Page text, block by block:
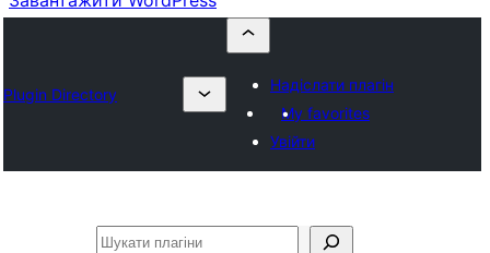
Plugin Directory
Надіслати плагін
My favorites
Увійти
Пошук